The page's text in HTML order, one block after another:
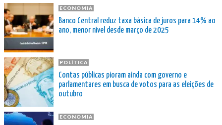
ECONOMIA
Banco Central reduz taxa básica de juros para 14% ao
ano, menor nível desde março de 2025
POLÍTICA
Contas públicas pioram ainda com governo e
parlamentares em busca de votos para as eleições de
outubro
ECONOMIA